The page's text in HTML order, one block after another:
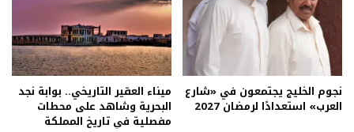
نجوم الخليج يجتمعون في «شارع
العرب» استعدادًا لرمضان 2027
ميناء العقير التاريخي.. بوابة نجد
البحرية وشاهد على محطات
مفصلية في تاريخ المملكة